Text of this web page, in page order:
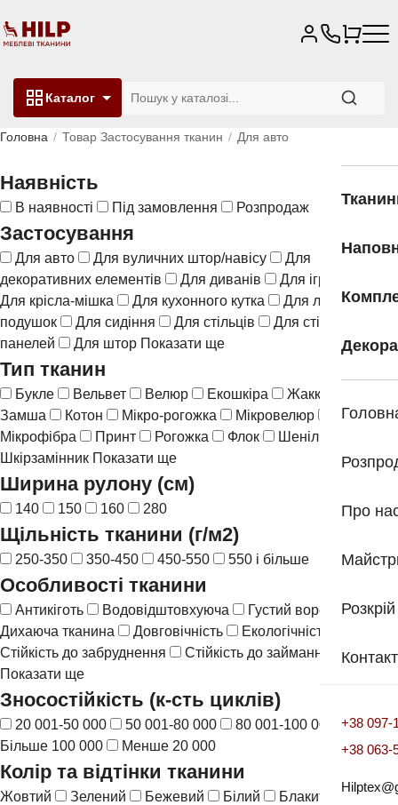
Каталог
Про
Розкрій
+38 097-
+38 063-
Головна Товар Застосування тканин Для авто
Наявність
В наявності Під замовлення Розпродаж
Застосування
Для авто Для вуличних штор/навісу
Для
декоративних елементів
Для диванів
Для іграшок
Для крісла-мішка
Для кухонного кутка Для ліжок
Для
подушок
Для сидіння Для стільців
Для стінових
панелей
Для штор Показати ще
Тип тканин
Букле Вельвет Велюр Екошкіра
Жаккард
Замша
Котон Мікро-рогожка
Мікровелюр
Мікрофібра
Принт Рогожка Флок Шеніл
Шкірзамінник Показати ще
Ширина рулону (см)
140 150 160 280
Щільність тканини (г/м2)
250-350 350-450 450-550 550 і більше
Особливості тканини
Антикіготь Водовідштовхуюча
Густий ворс
Дихаюча тканина
Довговічність
Екологічність
Стійкість до забруднення
Стійкість до займання
Показати ще
Зносостійкість (к-сть циклів)
20 001-50 000 50 001-80 000
80 001-100 000
Більше 100 000
Менше 20 000
Колір та відтінки тканини
Жовтий Зелений Бежевий Білий
Блакитний